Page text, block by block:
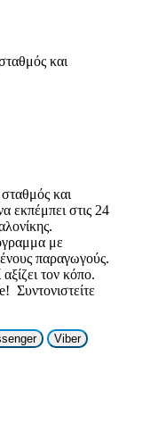
και
και
εκπέμπει στις 24
με
παραγωγούς.
τον κόπο.
Viber